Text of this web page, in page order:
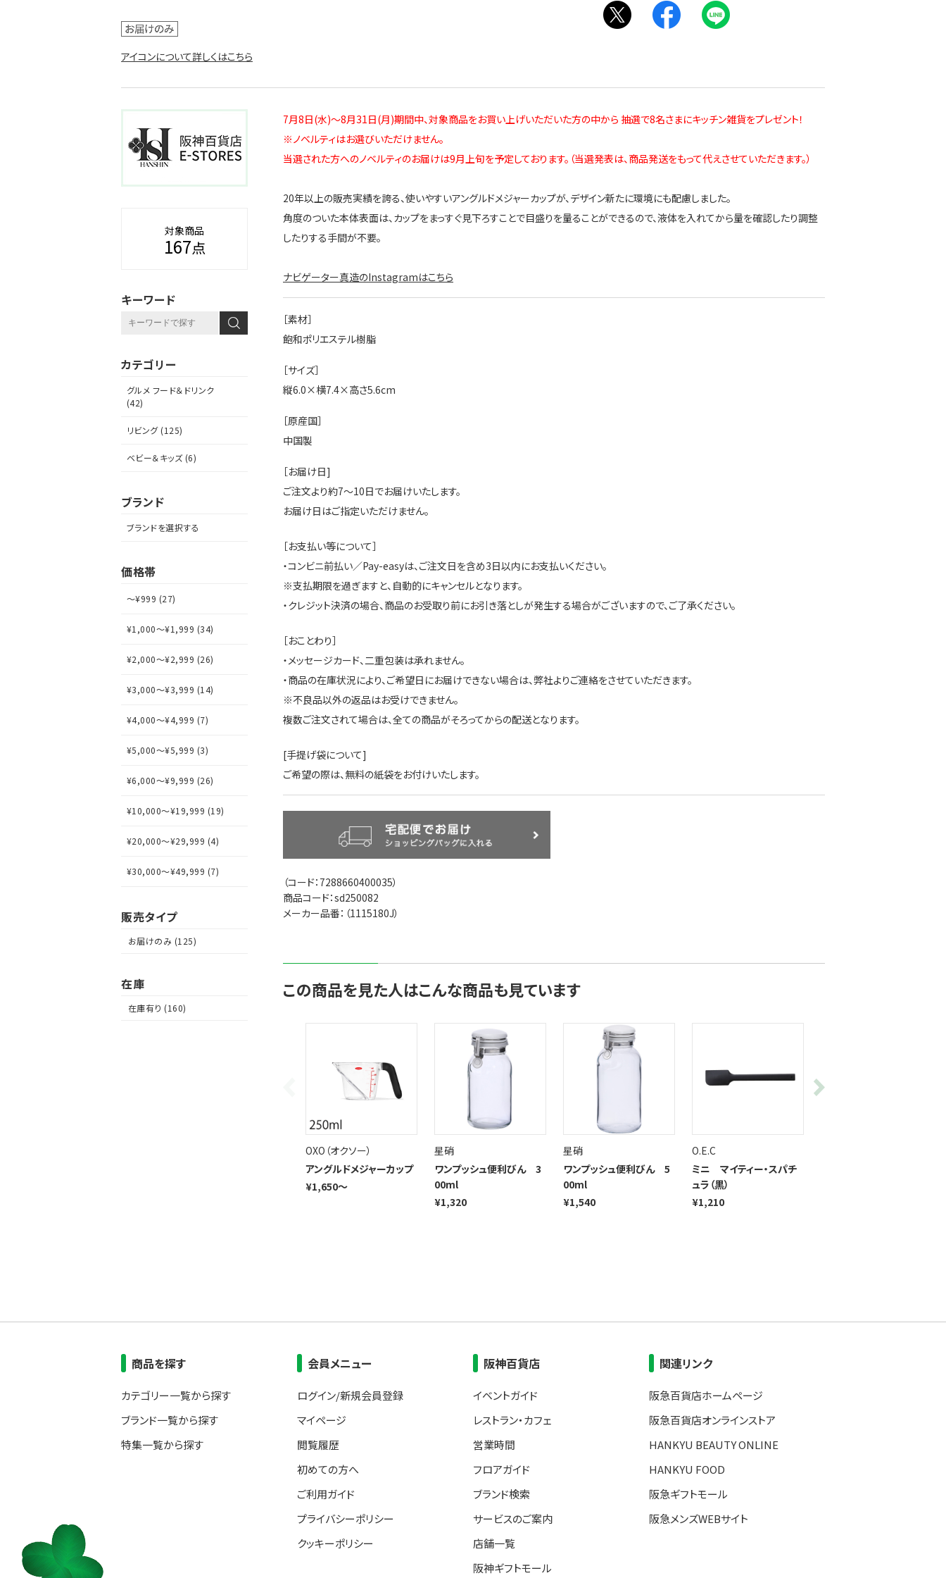
アイコンについて詳しくはこちら
7月8日(水)～8月31日(月)期間中、対象商品をお買い上げいただいた方の中から 抽選で8名さまにキッチン雑貨をプレゼント！
※ノベルティはお選びいただけません。
当選された方へのノベルティのお届けは9月上旬を予定しております。（当選発表は、商品発送をもって代えさせていただきます。）
20年以上の販売実績を誇る、使いやすいアングルドメジャーカップが、デザイン新たに環境にも配慮しました。
角度のついた本体表面は、カップをまっすぐ見下ろすことで目盛りを量ることができるので、液体を入れてから量を確認したり調整
したりする手間が不要。
ナビゲーター真造のInstagramはこちら
［素材］
飽和ポリエステル樹脂
［サイズ］
縦6.0×横7.4×高さ5.6cm
［原産国］
中国製
［お届け日]
ご注文より約7～10日でお届けいたします。
お届け日はご指定いただけません。
［お支払い等について］
・コンビニ前払い／Pay-easyは、ご注文日を含め3日以内にお支払いください。
※支払期限を過ぎますと、自動的にキャンセルとなります。
・クレジット決済の場合、商品のお受取り前にお引き落としが発生する場合がございますので、ご了承ください。
［おことわり］
・メッセージカード、二重包装は承れません。
・商品の在庫状況により、ご希望日にお届けできない場合は、弊社よりご連絡をさせていただきます。
※不良品以外の返品はお受けできません。
複数ご注文されて場合は、全ての商品がそろってからの配送となります。
[手提げ袋について]
ご希望の際は、無料の紙袋をお付けいたします。
（コード： 7288660400035）
商品コード：sd250082
メーカー品番：（1115180J）
この商品を見た人はこんな商品も見ています
OXO（オクソー）
アングルドメジャーカップ
¥1,650～
星硝
ワンプッシュ便利びん 3
00ml
¥1,320
星硝
ワンプッシュ便利びん 5
00ml
¥1,540
O.E.C
ミニ マイティー・スパチ
ュラ（黒）
¥1,210
対象商品
167点
キーワード
カテゴリー
グルメ フード＆ドリンク
(42)
リビング (125)
ベビー＆キッズ (6)
ブランド
ブランドを選択する
価格帯
～¥999 (27)
¥1,000～¥1,999 (34)
¥2,000～¥2,999 (26)
¥3,000～¥3,999 (14)
¥4,000～¥4,999 (7)
¥5,000～¥5,999 (3)
¥6,000～¥9,999 (26)
¥10,000～¥19,999 (19)
¥20,000～¥29,999 (4)
¥30,000～¥49,999 (7)
販売タイプ
お届けのみ (125)
在庫
在庫有り (160)
商品を探す
カテゴリー一覧から探す
ブランド一覧から探す
特集一覧から探す
会員メニュー
ログイン/新規会員登録
マイページ
閲覧履歴
初めての方へ
ご利用ガイド
プライバシーポリシー
クッキーポリシー
阪神百貨店
イベントガイド
レストラン・カフェ
営業時間
フロアガイド
ブランド検索
サービスのご案内
店舗一覧
阪神ギフトモール
関連リンク
阪急百貨店ホームページ
阪急百貨店オンラインストア
HANKYU BEAUTY ONLINE
HANKYU FOOD
阪急ギフトモール
阪急メンズWEBサイト